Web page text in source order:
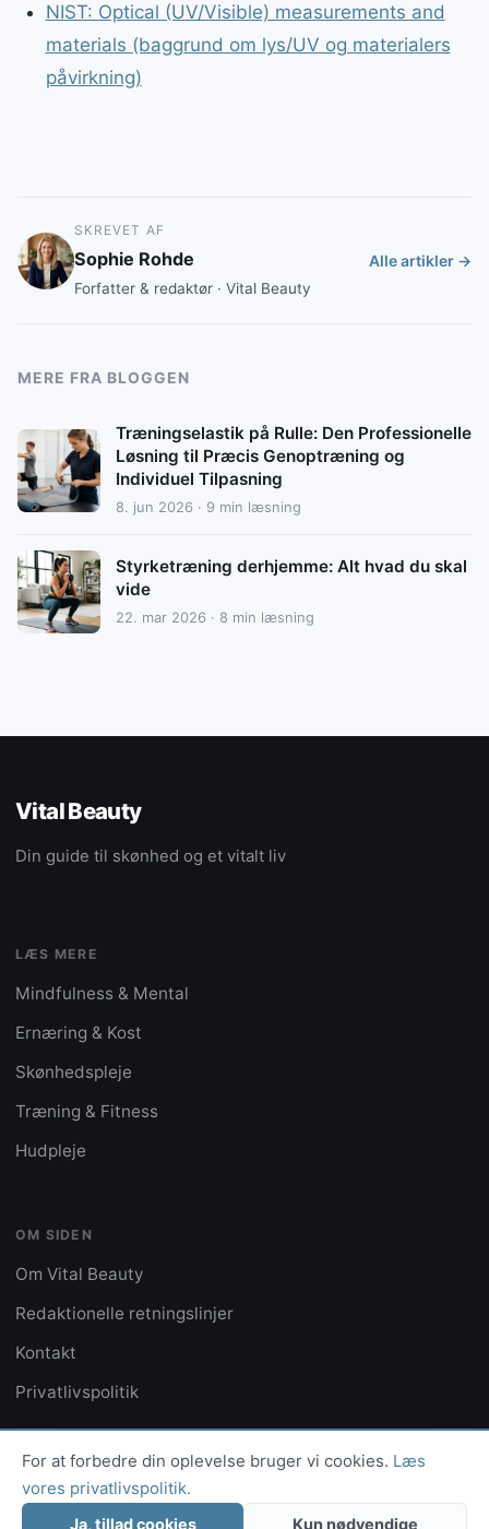
NIST: Optical (UV/Visible) measurements and
materials (baggrund om lys/UV og materialers
påvirkning)
SKREVET AF
Sophie Rohde
Forfatter & redaktør · Vital Beauty
Alle artikler →
MERE FRA BLOGGEN
Træningselastik på Rulle: Den Professionelle
Løsning til Præcis Genoptræning og
Individuel Tilpasning
8. jun 2026 · 9 min læsning
Styrketræning derhjemme: Alt hvad du skal
vide
22. mar 2026 · 8 min læsning
Vital Beauty
Din guide til skønhed og et vitalt liv
LÆS MERE
Mindfulness & Mental
Ernæring & Kost
Skønhedspleje
Træning & Fitness
Hudpleje
OM SIDEN
Om Vital Beauty
Redaktionelle retningslinjer
Kontakt
Privatlivspolitik
© 2026 Vital Beauty · Ophavsret forbeholdt
Privatlivspolitik
Kontakt
For at forbedre din oplevelse bruger vi cookies. Læs
vores privatlivspolitik.
Ja, tillad cookies Kun nødvendige